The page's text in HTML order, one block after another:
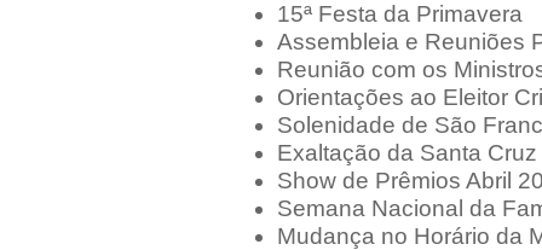
15ª Festa da Primavera
Assembleia e Reuniões
Reunião com os
Orientações ao Eleitor
Solenidade de São
Exaltação da Santa Cruz
Show de Prêmios Abril
Semana Nacional da
Mudança no Horário da